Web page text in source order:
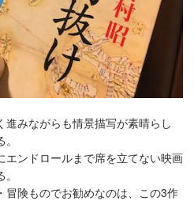
みながらも情景描写が素晴らし
エンドロールまで席を立てない映画
冒険ものでお勧めなのは、この3作